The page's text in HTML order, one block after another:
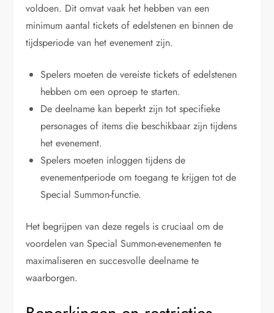
voldoen. Dit omvat vaak het hebben van een
minimum aantal tickets of edelstenen en binnen de
tijdsperiode van het evenement zijn.
Spelers moeten de vereiste tickets of edelstenen
hebben om een oproep te starten.
De deelname kan beperkt zijn tot specifieke
personages of items die beschikbaar zijn tijdens
het evenement.
Spelers moeten inloggen tijdens de
evenementperiode om toegang te krijgen tot de
Special Summon-functie.
Het begrijpen van deze regels is cruciaal om de
voordelen van Special Summon-evenementen te
maximaliseren en succesvolle deelname te
waarborgen.